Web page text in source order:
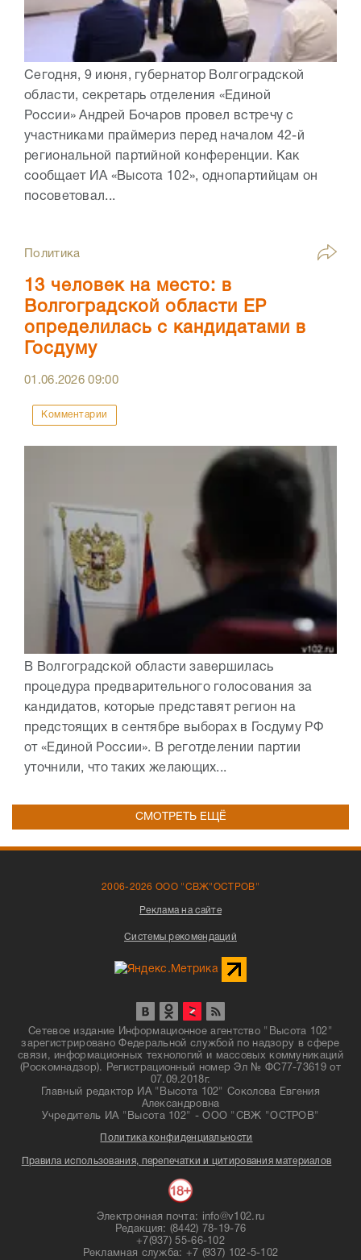
Сегодня, 9 июня, губернатор Волгоградской
области, секретарь отделения «Единой
России» Андрей Бочаров провел встречу с
участниками праймериз перед началом 42-й
региональной партийной конференции. Как
сообщает ИА «Высота 102», однопартийцам он
посоветовал...
Политика
13 человек на место: в
Волгоградской области ЕР
определилась с кандидатами в
Госдуму
01.06.202609:00
Комментарии
В Волгоградской области завершилась
процедура предварительного голосования за
кандидатов, которые представят регион на
предстоящих в сентябре выборах в Госдуму РФ
от «Единой России». В реготделении партии
уточнили, что таких желающих...
СМОТРЕТЬ ЕЩЁ
2006-2026 ООО "СВЖ"ОСТРОВ"
Реклама на сайте
Системы рекомендаций
Сетевое издание Информационное агентство "Высота 102"
зарегистрировано Федеральной службой по надзору в сфере
связи, информационных технологий и массовых коммуникаций
(Роскомнадзор). Регистрационный номер Эл № ФС77-73619 от
07.09.2018г.
Главный редактор ИА "Высота 102" Соколова Евгения
Александровна
Учредитель ИА "Высота 102" - ООО "СВЖ "ОСТРОВ"
Политика конфиденциальности
Правила использования, перепечатки и цитирования материалов
Электронная почта: info@v102.ru
Редакция: (8442) 78-19-76
+7(937) 55-66-102
Рекламная служба: +7 (937) 102-5-102